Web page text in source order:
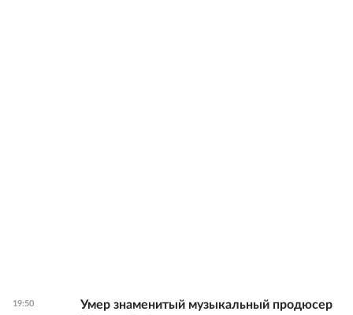
19:50
Умер знаменитый музыкальный продюсер